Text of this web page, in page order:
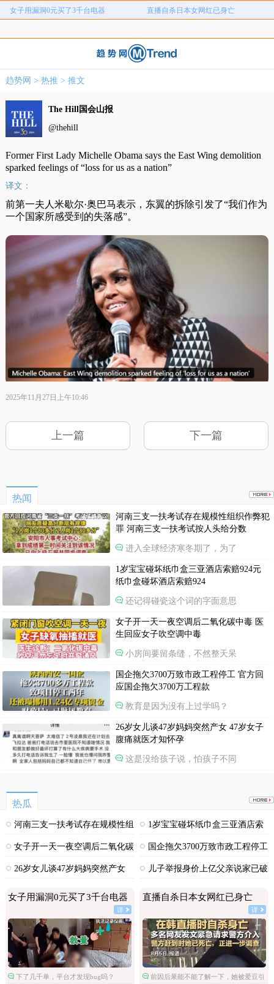
女子用漏洞0元买了3千台电器 直播自杀日本女网红已身亡
元
女子开一天一夜空调后二氧化碳中毒 国企拖欠3700万致市政工程停工
26岁女儿谈47岁妈妈突然产女
海口80吨高危化学品瞒报
趋势网 > 热推 > 推文
The Hill国会山报
@thehill
Former First Lady Michelle Obama says the East Wing demolition
sparked feelings of “loss for us as a nation”
译文：
前第一夫人米歇尔·奥巴马表示，东翼的拆除引发了“我们作为
一个国家所感受到的失落感”。
2025年11月27日上午10:46
上一篇 下一篇
热闻
河南三支一扶考试存在规模性组织作弊犯
罪 河南三支一扶考试按人头给分数
进入全球经济寒冬期了，为了
1岁宝宝碰坏纸巾盒三亚酒店索赔924元
纸巾盒碰坏酒店索赔924
还记得碰瓷这个词的字面意思
女子开一天一夜空调后二氧化碳中毒 医
生回应女子吹空调中毒
小房间要留条缝，不然整天呆
国企拖欠3700万致市政工程停工 官方回
应国企拖欠3700万工程款
教育是因为没有上过学吗？
26岁女儿谈47岁妈妈突然产女 47岁女子
腹痛就医才知怀孕
这是没给孩子说，怕孩子不同
热瓜
河南三支一扶考试存在规模性组
织作弊犯罪
1岁宝宝碰坏纸巾盒三亚酒店索
赔924元
女子开一天一夜空调后二氧化碳
中毒
国企拖欠3700万致市政工程停工
26岁女儿谈47岁妈妈突然产女
儿子举报身价上亿父亲说家已破
女子用漏洞0元买了3千台电器
详
下了几千单，平台才发现bug吗？
直播自杀日本女网红已身亡
详
前因后果能不能了解一下，她被爱豆引